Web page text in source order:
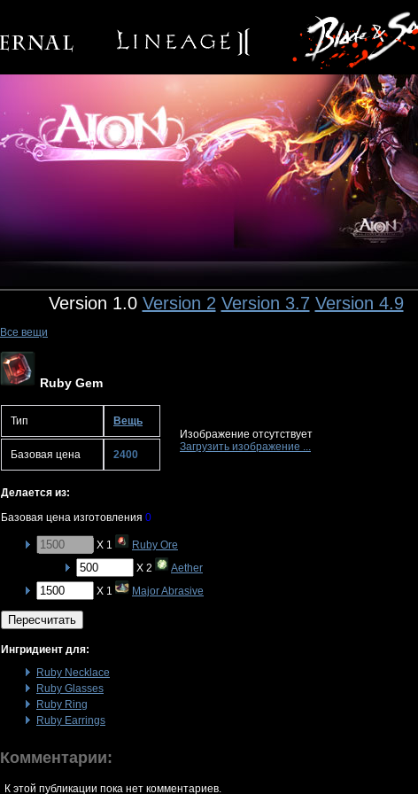
Version 1.0 Version 2 Version 3.7 Version 4.9
Все вещи
Ruby Gem
Тип Вещь
Базовая цена 2400
Изображение отсутствует
Загрузить изображение ...
Делается из:
Базовая цена изготовления 0
X 1
Ruby Ore
X 2
Aether
X 1
Major Abrasive
Пересчитать
Ингридиент для:
Ruby Necklace
Ruby Glasses
Ruby Ring
Ruby Earrings
Комментарии:
К этой публикации пока нет комментариев.